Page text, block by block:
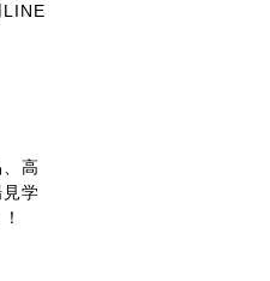
LINE
高
学